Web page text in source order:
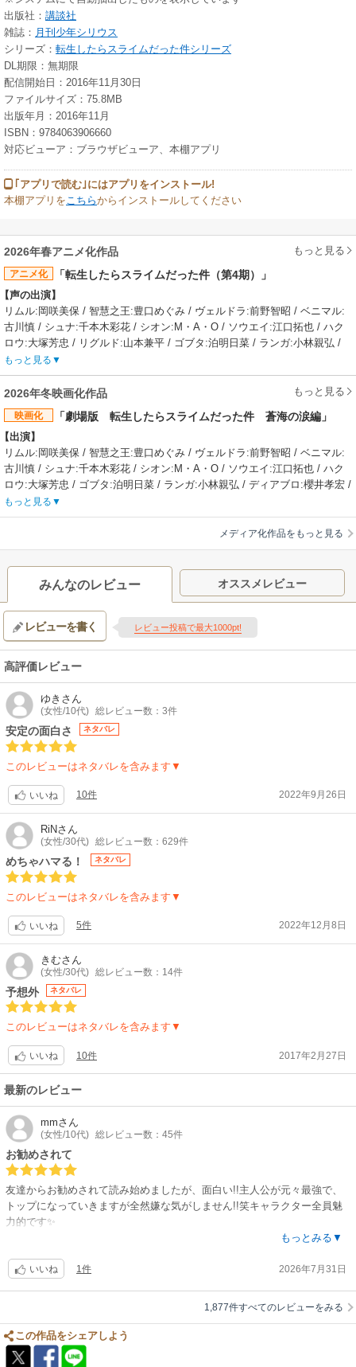
出版社： 講談社
雑誌： 月刊少年シリウス
シリーズ： 転生したらスライムだった件シリーズ
DL期限：無期限
配信開始日：2016年11月30日
ファイルサイズ：75.8MB
出版年月：2016年11月
ISBN：9784063906660
対応ビューア：ブラウザビューア、本棚アプリ
｢アプリで読む｣にはアプリをインストール!
本棚アプリを こちらからインストールしてください
2026年春アニメ化作品 もっと見る
アニメ化 「転生したらスライムだった件（第4期）」
声の出演】
リムル:岡咲美保 / 智慧之王:豊口めぐみ / ヴェルドラ:前野智昭 / ベニマル:
古川慎 / シュナ:千本木彩花 / シオン:M・A・O / ソウエイ:江口拓也 / ハク
ロウ:大塚芳忠 / リグルド:山本兼平 / ゴブタ:泊明日菜 / ランガ:小林親弘 /
ミリム:日高里菜 / ラミリス:春野杏 / ディアブロ:櫻井孝宏 / ミョルマイル:
青山穣 / ルミナス:Lynn / ヒナタ:沼倉愛美 / マサユキ:松岡禎丞 / グランベ
ル:小野大輔 / マリアベル:水瀬いのり / ユウキ:花江夏樹
あらすじ】
開国祭を開き、各国と国交を結んだ魔国連邦（テンペスト）は、人と魔物
が共に暮らせる世界「人魔共栄圏」の実現に向けて歩みだす。種族の壁を
越え、手を取り合い、繁栄していく魔国連邦（テンペスト）。しかし、そ
の裏で魔王リムルの台頭を危険視する者たちがいた。シルトロッゾ王国五
大老の長である元〝勇者〟グランベル・ロッゾとその孫娘、マリアベル・
ロッゾ。支配による人類守護を掲げるグランベルとマリアベルは策謀を巡
らせ、リムルと激突する。一方、黄金郷エルドラドでは魔王レオンがある
目的のために動き出す。人類の守護者である勇者と、世界を支配する魔
王。様々な思惑が交錯する中、ひとりの〝勇者〟が目覚めようとしていた
――。譲れない思いを胸に、リムルの次なる戦いが始まる
制作会社】
スタッフ情報】
原作:川上泰樹、伏瀬、みっつばー『転生したらスライムだった件』（「月
刊少年シリウス」講談社刊）
監督:津田尚克 / 副監督:安田賢司
真 / モンスターデザイン:岸田隆宏 / 総作画監督:小峰正頼、山﨑秀樹、伊藤
智子 / 美術:スタジオなや / 美術監督:佐藤歩 / 美術設定:ボワセイユレミ、佐
藤正浩、日高綾美 / 色彩設計:斉藤麻記 / 撮影監督:佐藤洋 / グラフィックデ
ザイナー:生原雄次 / CGディレクター: 森野浩典 / 編集:神宮司由美 / 音響監
音楽】
OP1:藍井エイル「絵空事」 / OP2:Daoko「TACTIC」 / ED1:CiON「渇望」
/ ED2:田所あずさ「ヒムナル」
関連リンク】
公式サイト「転生したらスライムだった件（第4期）」
もっと見る
2026年冬映画化作品 もっと見る
映画化 「劇場版 転生したらスライムだった件 蒼海の涙編」
出演】
リムル:岡咲美保 / 智慧之王:豊口めぐみ / ヴェルドラ:前野智昭 / ベニマル:
古川慎 / シュナ:千本木彩花 / シオン:M・A・O / ソウエイ:江口拓也 / ハク
ロウ:大塚芳忠 / ゴブタ:泊明日菜 / ランガ:小林親弘 / ディアブロ:櫻井孝宏 /
ヒナタ:沼倉愛美 / ルミナス:Lynn / ミリム:日高里菜 / ラミリス:春野杏 / エ
ルメシア:金元寿子 / フレイ:大原さやか / ベレッタ:川澄綾子 / トレイニー:
田中理恵 / エレン:熊田茜音 / カバル:高梨謙吾 / ギド:木島隆一 / ユラ:大西
沙織 / ジース:遊佐浩二 / ゾドン:堂本光一
あらすじ】
水竜を守り神と崇める、海の底にある国【カイエン国】。その地は、かつ
て他の種族と地上で暮らしていた人々が平和な地を求めて世界を彷徨い、
安寧を求めた末に水竜から与えられた、争いの無い王国。しかし、その平
和が永遠に続くことはなかった——。長き眠りについた水竜に祈りを捧げ
る巫女・ユラは、水竜を目覚めさせ地上に攻め込もうと目論む者がいるこ
とを知り、一族に伝わる“笛”を手に、救いを求めて地上へ向かう。ユラがた
どり着いた先は【魔導王朝サリオン】の天帝エルメシアが治めるリゾート
島。そこには【魔テ国ン連邦ペスト】の開国祭を終えて、束の間のバカン
スを満喫しているリムルたちの姿があった。エルメシアからの依頼を受け
たリムルたちは、ユラを救うため【カイエン国】へ向かうが、海底では既
にある陰謀が渦巻いていて…。水竜の目覚め、そして笛を巡る騒乱の果て
に明らかになるユラの秘めた“力”。リムルたちは、迫る脅威から蒼海を守
り、平和を取り戻すことができるのか——。
制作会社】
エイトビット
原作:川上泰樹、伏瀬、みっつばー『転生したらスライムだった件』（「月
刊少年シリウス」講談社刊） / 原案:伏瀬
監督:菊地康仁
監修:伏瀬 / 脚本:根元歳三 菊地康仁 / キャラクターデザイン:江畑諒真 / モ
ンスターデザイン:岸田隆宏 / 総作画監督:小峰正頼 山﨑秀樹 / コンセプト
アート:ロマン・トマ / イメージボード・衣装デザイン:pomodorosa / 美術
デザイン:ボワセイユ レミ、佐藤正浩、藤瀬智康 / 美術監督:佐藤歩 / 美術:
スタジオなや / 色彩設計:斉藤麻記 / モニターグラフィックス:生原雄次 /
CGディレクター:森野浩典 / 編集:神宮司由美 / 撮影監督:佐藤洋 / 撮影:チッ
プチューン / 音響監督:明田川仁 / 音楽:藤間仁 / アニメーションプロデュー
サー:江口浩平 / 製作:転スラ製作委員会 / 配給:バンダイナムコフィルムワ
ークス
音楽】
ARCANA PROJECT「レンアイノー」 / STEREO DIVE FOUNDATION、
ASH「Harmonics」
公開日】
2026年2月27日
関連リンク】
公式サイト「劇場版 転生したらスライムだった件 蒼海の涙編」
もっと見る
メディア化作品をもっと見る
みんなのレビュー オススメレビュー
レビューを書く レビュー投稿で最大1000pt!
高評価レビュー
ゆき さん
(女性/10代) 総レビュー数：3件
安定の面白さ ネタバレ
このレビューはネタバレを含みます▼
いいね 10件 2022年9月26日
RiNさん
(女性/30代) 総レビュー数：629件
めちゃハマる！ ネタバレ
このレビューはネタバレを含みます▼
いいね 5件 2022年12月8日
きむさん
(女性/30代) 総レビュー数：14件
予想外 ネタバレ
このレビューはネタバレを含みます▼
いいね 10件 2017年2月27日
最新のレビュー
mmさん
(女性/10代) 総レビュー数：45件
お勧めされて
友達からお勧めされて読み始めましたが、面白い!!主人公が元々最強で、
トップになっていきますが全然嫌な気がしません!!笑キャラクター全員魅
力的です✨️
異世界系あまり読んでこなかったのですがハマれました。是非読んでみて
もっとみる▼
いいね 1件 2026年7月31日
1,877件すべてのレビューをみる
この作品をシェアしよう